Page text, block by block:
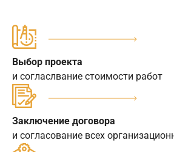
Выбор проекта
и согласлвание стоимости работ
Заключение договора
и согласование всех